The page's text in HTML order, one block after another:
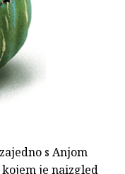
s Anjom
je naizgled